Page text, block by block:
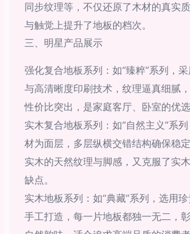
同步纹理等，不仅还原了木材的真实
与触觉上提升了地板的档次。
三、明星产品展示
强化复合地板系列：如“臻粹”系列，
与高清晰度印刷技术，纹理逼真细腻
性价比突出，是家庭客厅、卧室的优选
实木复合地板系列：如“自然主义”系
材为面层，多层纵横交错结构确保稳
实木的天然纹理与脚感，又克服了实
缺点。
实木地板系列：如“典藏”系列，选用
手工打造，每一片地板都独一无二，